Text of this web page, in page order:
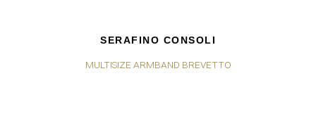
SERAFINO CONSOLI
MULTISIZE ARMBAND BREVETTO